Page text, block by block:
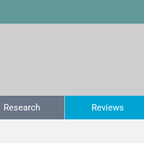
Research Reviews